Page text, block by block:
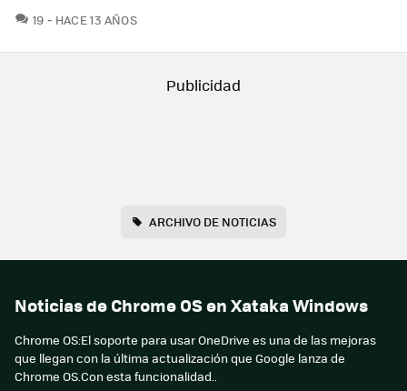
19 COMENTARIOS
HACE 13 AÑOS
ARCHIVO DE NOTICIAS
Noticias de Chrome OS en Xataka Windows
Chrome OS:El soporte para usar OneDrive es una de las mejoras
que llegan con la última actualización que Google lanza de
Chrome OS.Con esta funcionalidad..